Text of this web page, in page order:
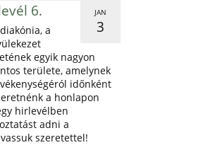
JAN
3
6.
a
egyik nagyon
területe, amelynek
időnként
a honlapon
hirlevélben
adni a
szeretettel!